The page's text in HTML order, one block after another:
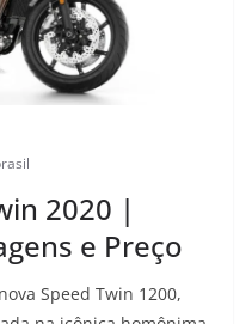
2020 |
e Preço
Speed Twin 1200,